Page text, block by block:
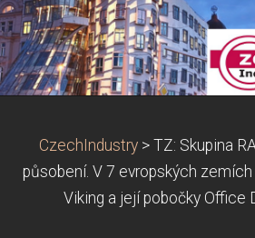
CzechIndustry > TZ: Skupina
působení. V 7 evropských
Viking a její pobočky Office